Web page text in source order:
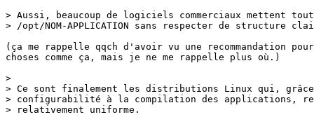
> Aussi, beaucoup de logiciels commerciaux mettent
> /opt/NOM-APPLICATION sans respecter de structure
(ça me rappelle qqch d'avoir vu une recommandation
choses comme ça, mais je ne me rappelle plus où.)
>
> Ce sont finalement les distributions Linux qui,
> configurabilité à la compilation des applications,
> relativement uniforme.